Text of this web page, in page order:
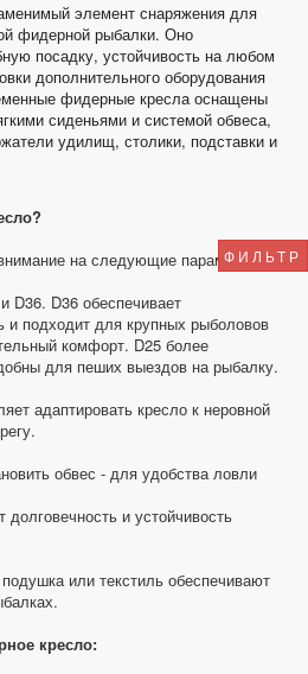
ФИЛЬТР
элемент снаряжения для
фидерной рыбалки. Оно
посадку, устойчивость на любом
дополнительного оборудования
фидерные кресла оснащены
сиденьями и системой обвеса,
удилищ, столики, подставки и
на следующие параметры:
D36. D36 обеспечивает
и подходит для крупных рыболовов
комфорт. D25 более
для пеших выездов на рыбалку.
адаптировать кресло к неровной
обвес - для удобства ловли
и устойчивость
или текстиль обеспечивают
кресло: